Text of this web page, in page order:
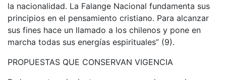
la nacionalidad. La Falange Nacional fundamenta sus
principios en el pensamiento cristiano. Para alcanzar
sus fines hace un llamado a los chilenos y pone en
marcha todas sus energías espirituales” (9).
PROPUESTAS QUE CONSERVAN VIGENCIA